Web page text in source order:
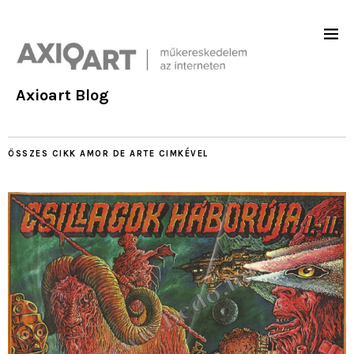
Axioart Blog
ÖSSZES CIKK AMOR DE ARTE CIMKÉVEL